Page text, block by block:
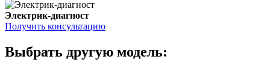
Электрик-диагност
Получить консультацию
Выбрать другую модель: